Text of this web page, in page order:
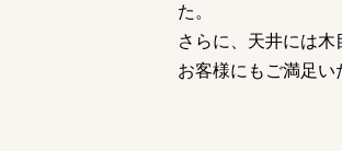
た。
さらに、天井には木
お客様にもご満足い